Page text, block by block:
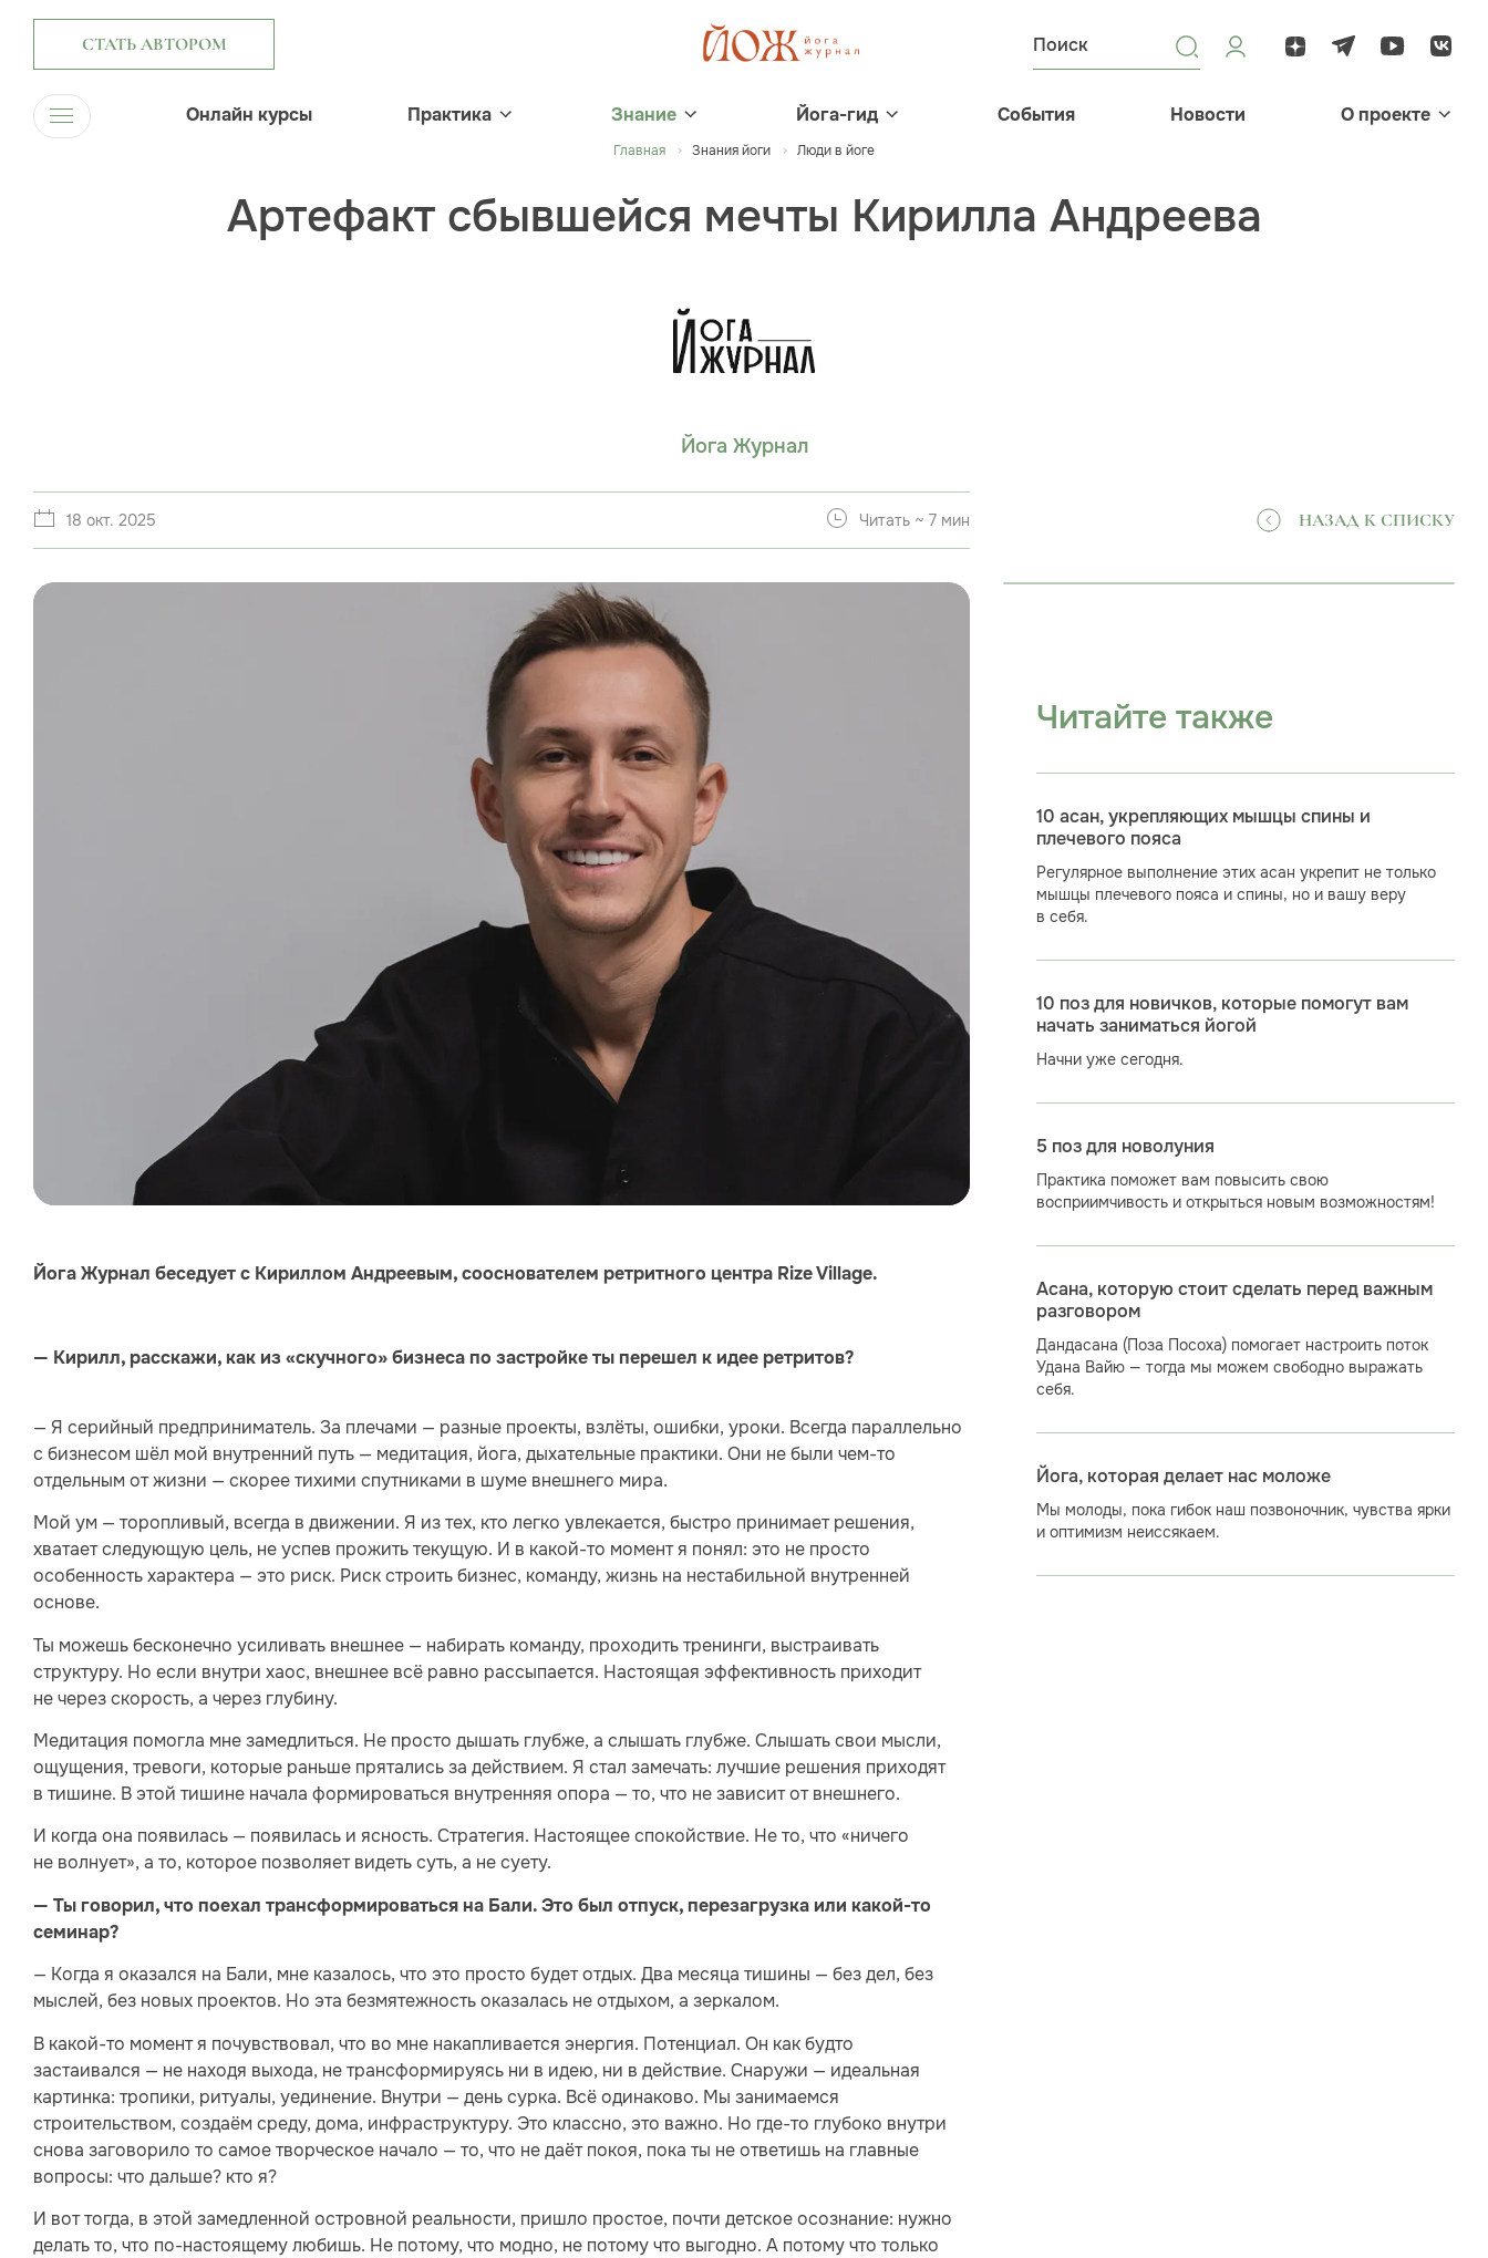
СТАТЬ АВТОРОМ
Онлайн курсы Практика Знание Йога-гид События Новости О проекте
Главная Знания йоги Люди в йоге
Артефакт сбывшейся мечты Кирилла Андреева
Йога Журнал
18 окт. 2025 Читать ~ 7 мин НАЗАД К СПИСКУ
Йога Журнал беседует с Кириллом Андреевым, сооснователем ретритного центра Rize Village.
— Кирилл, расскажи, как из «скучного» бизнеса по застройке ты перешел к идее ретритов?
— Я серийный предприниматель. За плечами — разные проекты, взлёты, ошибки, уроки. Всегда параллельно
с бизнесом шёл мой внутренний путь — медитация, йога, дыхательные практики. Они не были чем-то
отдельным от жизни — скорее тихими спутниками в шуме внешнего мира.
Мой ум — торопливый, всегда в движении. Я из тех, кто легко увлекается, быстро принимает решения,
хватает следующую цель, не успев прожить текущую. И в какой-то момент я понял: это не просто
особенность характера — это риск. Риск строить бизнес, команду, жизнь на нестабильной внутренней
основе.
Ты можешь бесконечно усиливать внешнее — набирать команду, проходить тренинги, выстраивать
структуру. Но если внутри хаос, внешнее всё равно рассыпается. Настоящая эффективность приходит
не через скорость, а через глубину.
Медитация помогла мне замедлиться. Не просто дышать глубже, а слышать глубже. Слышать свои мысли,
ощущения, тревоги, которые раньше прятались за действием. Я стал замечать: лучшие решения приходят
в тишине. В этой тишине начала формироваться внутренняя опора — то, что не зависит от внешнего.
И когда она появилась — появилась и ясность. Стратегия. Настоящее спокойствие. Не то, что «ничего
не волнует», а то, которое позволяет видеть суть, а не суету.
— Ты говорил, что поехал трансформироваться на Бали. Это был отпуск, перезагрузка или какой-то
семинар?
— Когда я оказался на Бали, мне казалось, что это просто будет отдых. Два месяца тишины — без дел, без
мыслей, без новых проектов. Но эта безмятежность оказалась не отдыхом, а зеркалом.
В какой-то момент я почувствовал, что во мне накапливается энергия. Потенциал. Он как будто
застаивался — не находя выхода, не трансформируясь ни в идею, ни в действие. Снаружи — идеальная
картинка: тропики, ритуалы, уединение. Внутри — день сурка. Всё одинаково. Мы занимаемся
строительством, создаём среду, дома, инфраструктуру. Это классно, это важно. Но где-то глубоко внутри
снова заговорило то самое творческое начало — то, что не даёт покоя, пока ты не ответишь на главные
вопросы: что дальше? кто я?
И вот тогда, в этой замедленной островной реальности, пришло простое, почти детское осознание: нужно
делать то, что по-настоящему любишь. Не потому, что модно, не потому что выгодно. А потому что только
Читайте также
10 асан, укрепляющих мышцы спины и
плечевого пояса
Регулярное выполнение этих асан укрепит не только
мышцы плечевого пояса и спины, но и вашу веру
в себя.
10 поз для новичков, которые помогут вам
начать заниматься йогой
Начни уже сегодня.
5 поз для новолуния
Практика поможет вам повысить свою
восприимчивость и открыться новым возможностям!
Асана, которую стоит сделать перед важным
разговором
Дандасана (Поза Посоха) помогает настроить поток
Удана Вайю — тогда мы можем свободно выражать
себя.
Йога, которая делает нас моложе
Мы молоды, пока гибок наш позвоночник, чувства ярки
и оптимизм неиссякаем.